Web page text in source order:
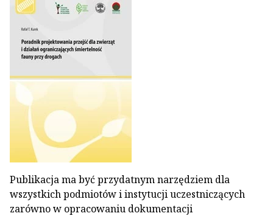
Publikacja ma być przydatnym narzędziem dla
wszystkich podmiotów i instytucji uczestniczących
zarówno w opracowaniu dokumentacji